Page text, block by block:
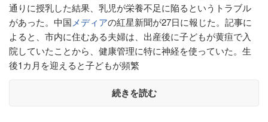
通りに授乳した結果、乳児が栄養不足に陥るというトラブル
があった。中国 メディアの紅星新聞が27日に報じた。記事に
よると、市内に住むある夫婦は、出産後に子どもが黄疸で入
院していたことから、健康管理に特に神経を使っていた。生
後1カ月を迎えると子どもが頻繁
続きを読む